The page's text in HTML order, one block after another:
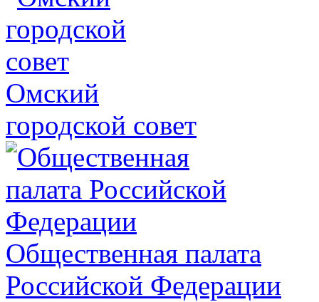
Омский
городской совет
Общественная палата
Российской Федерации